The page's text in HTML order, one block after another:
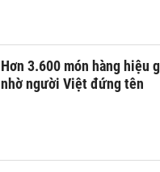
Hơn 3.600 món hàng hiệu
nhờ người Việt đứng tên